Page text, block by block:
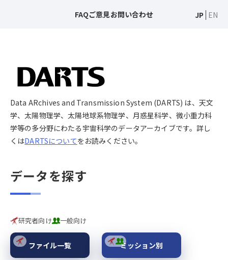
FAQご意見お問い合わせ JP EN
Data ARchives and Transmission System (DARTS) は、天文
学、太陽物理学、太陽地球系物理学、月惑星科学、微小重力科
学等の多分野にわたる宇宙科学のデータアーカイブです。詳し
くはDARTSについてをお読みください。
データを探す
研究者向け 一般向け
ファイル一覧 ミッション別